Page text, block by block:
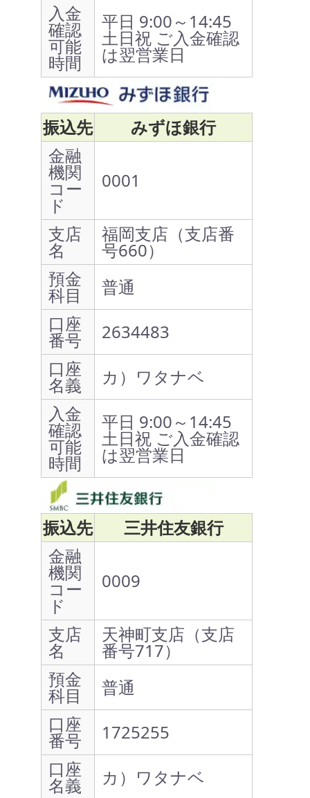
入金
確認
可能
時間
平日 9:00～14:45
土日祝 ご入金確認
は翌営業日
振込先
みずほ銀行
金融
機関
コー
ド
0001
支店
名
福岡支店（支店番
号660）
預金
科目
普通
口座
番号
2634483
口座
名義
カ）ワタナベ
入金
確認
可能
時間
平日 9:00～14:45
土日祝 ご入金確認
は翌営業日
振込先
三井住友銀行
金融
機関
コー
ド
0009
支店
名
天神町支店（支店
番号717）
預金
科目
普通
口座
番号
1725255
口座
名義
カ）ワタナベ